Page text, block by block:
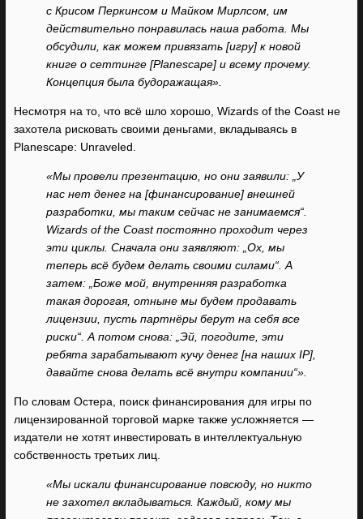
с Крисом Перкинсом и Майком Мирлсом, им
действительно понравилась наша работа. Мы
обсудили, как можем привязать [игру] к новой
книге о сеттинге [Planescape] и всему прочему.
Концепция была будоражащая».
Несмотря на то, что всё шло хорошо, Wizards of the Coast не
захотела рисковать своими деньгами, вкладываясь в
Planescape: Unraveled.
«Мы провели презентацию, но они заявили: „У
нас нет денег на [финансирование] внешней
разработки, мы таким сейчас не занимаемся“.
Wizards of the Coast постоянно проходит через
эти циклы. Сначала они заявляют: „Ох, мы
теперь всё будем делать своими силами“. А
затем: „Боже мой, внутренняя разработка
такая дорогая, отныне мы будем продавать
лицензии, пусть партнёры берут на себя все
риски“. А потом снова: „Эй, погодите, эти
ребята зарабатывают кучу денег [на наших IP],
давайте снова делать всё внутри компании“».
По словам Остера, поиск финансирования для игры по
лицензированной торговой марке также усложняется —
издатели не хотят инвестировать в интеллектуальную
собственность третьих лиц.
«Мы искали финансирование повсюду, но никто
не захотел вкладываться. Каждый, кому мы